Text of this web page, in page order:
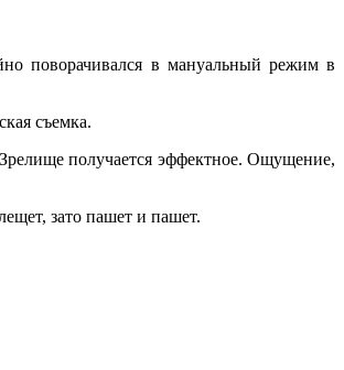
поворачивался в мануальный режим в
съемка.
получается эффектное. Ощущение,
зато пашет и пашет.